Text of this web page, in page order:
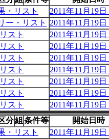
・リスト
2011年11月19日
ー・リスト
2011年11月19日
スト
2011年11月19日
スト
2011年11月19日
スト
2011年11月19日
スト
2011年11月19日
スト
2011年11月19日
スト
2011年11月19日
スト
2011年11月19日
分組 条件等
開始日時
・リスト
2011年11月19日